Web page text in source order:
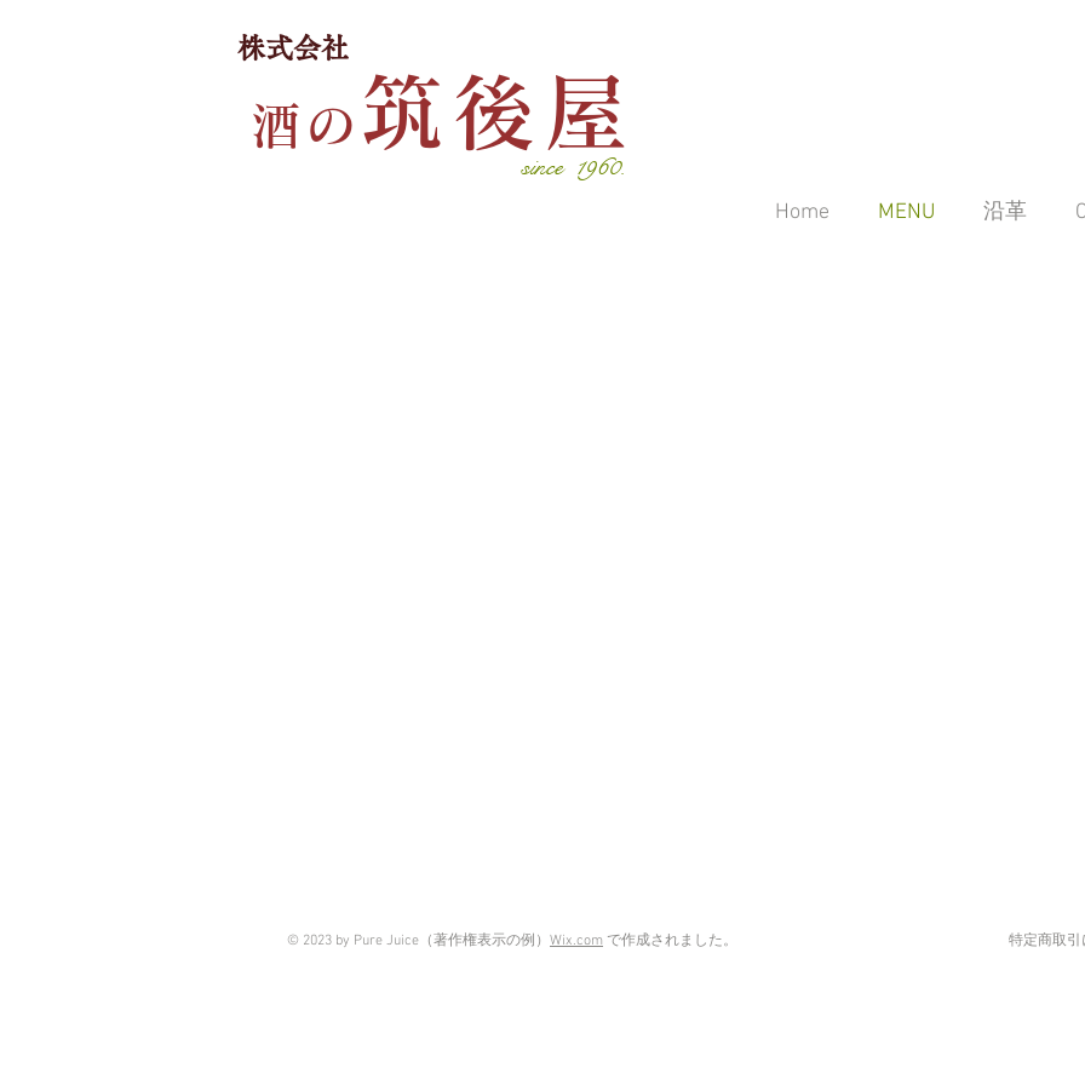
​株式会社
since 1960.
酒 の 筑後屋
Home MENU 沿革
© 2023 by Pure Juice（著作権表示の例） Wix.com で作成されました。 特定商取